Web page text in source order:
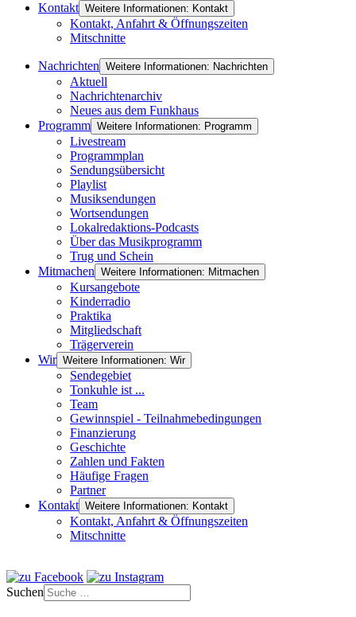
Kontakt Weitere Informationen: Kontakt
Kontakt, Anfahrt & Öffnungszeiten
Mitschnitte
Nachrichten Weitere Informationen: Nachrichten
Aktuell
Nachrichtenarchiv
Neues aus dem Funkhaus
Programm Weitere Informationen: Programm
Livestream
Programmplan
Sendungsübersicht
Playlist
Musiksendungen
Wortsendungen
Lokalredaktions-Podcasts
Über das Musikprogramm
Trug und Schein
Mitmachen Weitere Informationen: Mitmachen
Kursangebote
Kinderradio
Praktika
Mitgliedschaft
Trägerverein
Wir Weitere Informationen: Wir
Sendegebiet
Tonkuhle ist ...
Team
Gewinnspiel - Teilnahmebedingungen
Finanzierung
Geschichte
Zahlen und Fakten
Häufige Fragen
Partner
Kontakt Weitere Informationen: Kontakt
Kontakt, Anfahrt & Öffnungszeiten
Mitschnitte
Suchen